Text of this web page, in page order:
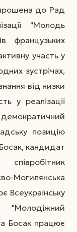
до Рад
"Молодь
французьких
участь у
зустрічах,
від низки
у реалізації
позицію
кандидат
Могилянська
Всеукраїнську
Босак працює